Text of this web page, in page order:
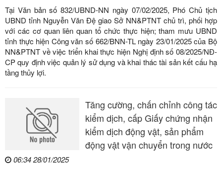
Tại Văn bản số 832/UBND-NN ngày 07/02/2025, Phó Chủ tịch
UBND tỉnh Nguyễn Văn Đệ giao Sở NN&PTNT chủ trì, phối hợp
với các cơ quan liên quan tổ chức thực hiện; tham mưu UBND
tỉnh thực hiện Công văn số 662/BNN-TL ngày 23/01/2025 của Bộ
NN&PTNT về việc triển khai thực hiện Nghị định số 08/2025/NĐ-
CP quy định việc quản lý sử dụng và khai thác tài sản kết cấu hạ
tầng thủy lợi.
Tăng cường, chấn chỉnh công tác
kiểm dịch, cấp Giấy chứng nhận
kiểm dịch động vật, sản phẩm
động vật vận chuyển trong nước
06:34 28/01/2025